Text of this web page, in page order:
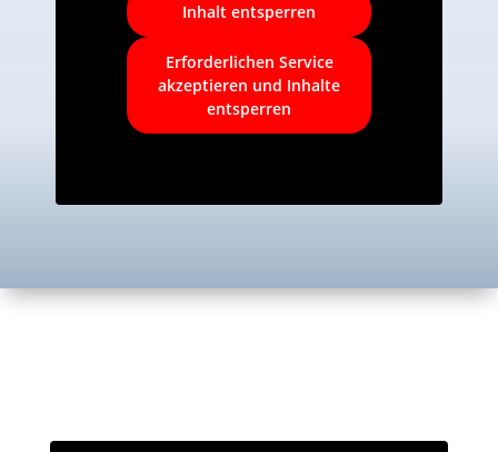
Inhalt entsperren
Erforderlichen Service
akzeptieren und Inhalte
entsperren